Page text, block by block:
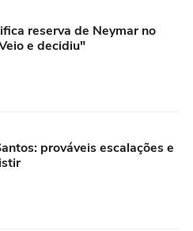
reserva de Neymar no
e decidiu"
prováveis escalações e